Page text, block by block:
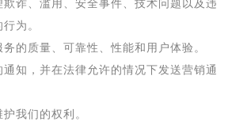
为。
的质量、可靠性、性能和用户体验。
知，并在法律允许的情况下发送营销通
我们的权利。